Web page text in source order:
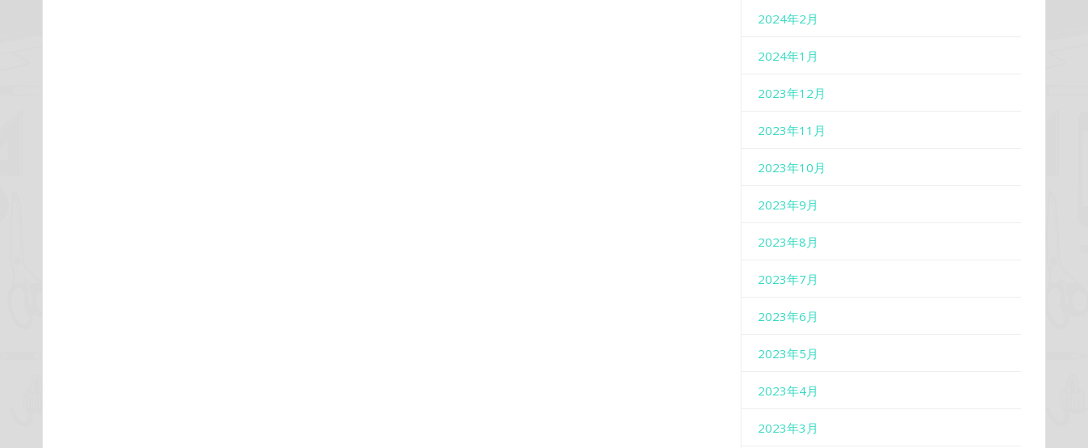
2024年2月
2024年1月
2023年12月
2023年11月
2023年10月
2023年9月
2023年8月
2023年7月
2023年6月
2023年5月
2023年4月
2023年3月